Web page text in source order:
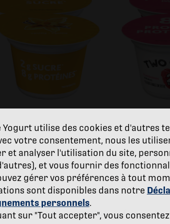
Yogourt aux
à propos recettes faq
Yogurt utilise des cookies et d'autres
votre consentement, nous les
et analyser l'utilisation du site,
et vous fournir des
gérer vos préférences à tout
sont disponibles dans notre
personnels.
sur "Tout accepter", vous